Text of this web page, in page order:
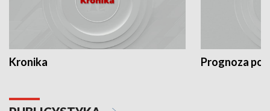
Kronika Prognoza